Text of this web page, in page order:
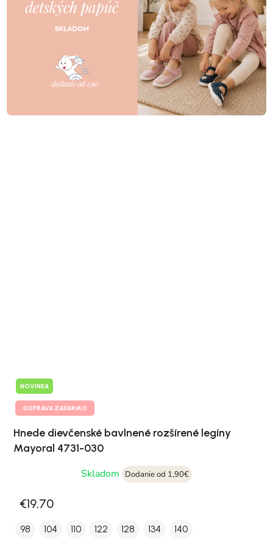
NOVINKA
DOPRAVA ZADARMO
Hnede dievčenské bavlnené rozšírené legíny
Mayoral 4731-030
Skladom
Dodanie od 1,90€
€19,70
98 104 110 122 128 134 140